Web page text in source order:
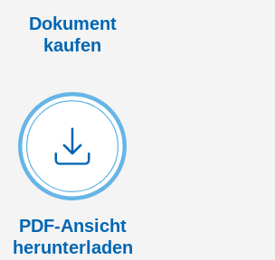
Dokument
kaufen
PDF-Ansicht
herunterladen